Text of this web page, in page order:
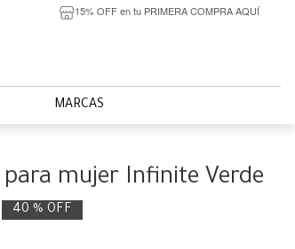
15% OFF en tu PRIMERA COMPRA AQUÍ
MARCAS
mujer Infinite Verde
40 % OFF